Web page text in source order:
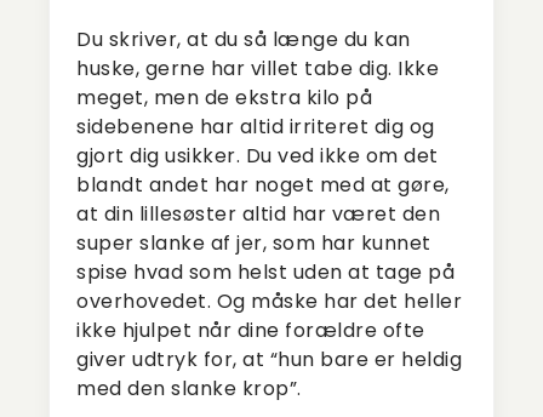
Du skriver, at du så længe du kan
huske, gerne har villet tabe dig. Ikke
meget, men de ekstra kilo på
sidebenene har altid irriteret dig og
gjort dig usikker. Du ved ikke om det
blandt andet har noget med at gøre,
at din lillesøster altid har været den
super slanke af jer, som har kunnet
spise hvad som helst uden at tage på
overhovedet. Og måske har det heller
ikke hjulpet når dine forældre ofte
giver udtryk for, at “hun bare er heldig
med den slanke krop”.